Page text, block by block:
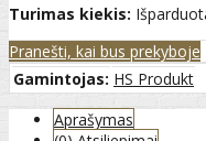
Turimas kiekis:
Pranešti, kai bus prekyboje
Gamintojas: HS Produkt
Aprašymas